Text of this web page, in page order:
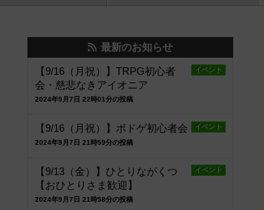
最新のお知らせ
イベント
【9/16（月祝）】TRPG初心者
会・慈悲なきアイオニア
2024年9月7日 22時01分の投稿
イベント
【9/16（月祝）】ボドゲ初心者会
2024年9月7日 21時59分の投稿
イベント
【9/13（金）】ひとりながくつ
【おひとりさま歓迎】
2024年9月7日 21時58分の投稿